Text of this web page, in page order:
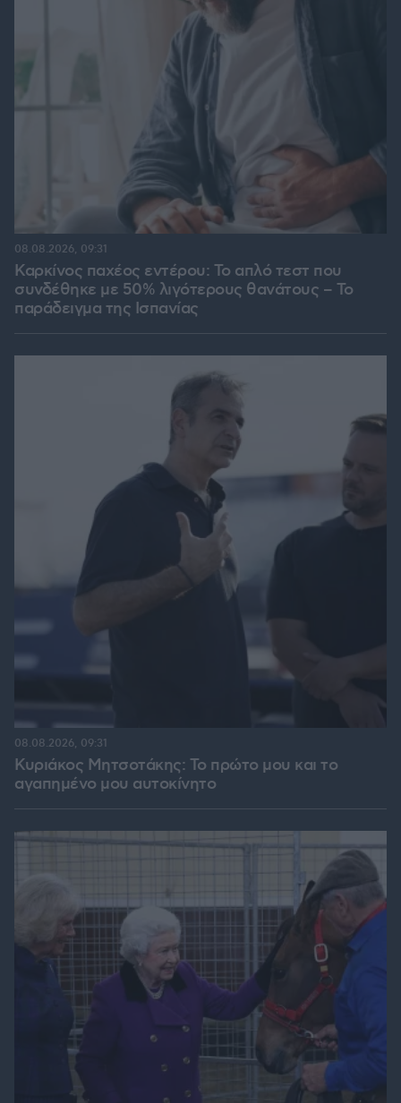
Καρκίνος παχέος εντέρου: Το απλό τεστ που
συνδέθηκε με 50% λιγότερους θανάτους – Το
παράδειγμα της Ισπανίας
08.08.2026, 09:31
Κυριάκος Μητσοτάκης: Το πρώτο μου και το
αγαπημένο μου αυτοκίνητο
08.08.2026, 09:31